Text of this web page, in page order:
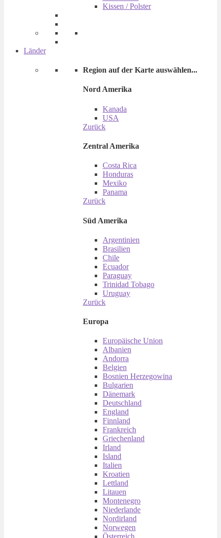
Kissen / Polster
Länder
Region auf der Karte auswählen...
Nord Amerika
Kanada
USA
Zurück
Zentral Amerika
Costa Rica
Honduras
Mexiko
Panama
Zurück
Süd Amerika
Argentinien
Brasilien
Chile
Ecuador
Paraguay
Trinidad Tobago
Uruguay
Zurück
Europa
Europäische Union
Albanien
Andorra
Belgien
Bosnien Herzegowina
Bulgarien
Dänemark
Deutschland
England
Finnland
Frankreich
Griechenland
Irland
Island
Italien
Kroatien
Lettland
Litauen
Montenegro
Niederlande
Nordirland
Norwegen